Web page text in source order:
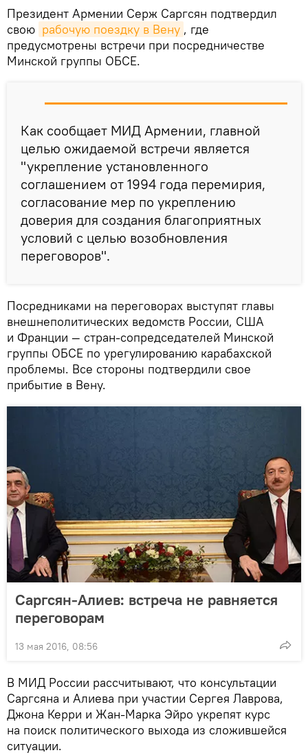
Президент Армении Серж Саргсян подтвердил
свою рабочую поездку в Вену , где
предусмотрены встречи при посредничестве
Минской группы ОБСЕ.
Как сообщает МИД Армении, главной
целью ожидаемой встречи является
"укрепление установленного
соглашением от 1994 года перемирия,
согласование мер по укреплению
доверия для создания благоприятных
условий с целью возобновления
переговоров".
Посредниками на переговорах выступят главы
внешнеполитических ведомств России, США
и Франции — стран-сопредседателей Минской
группы ОБСЕ по урегулированию карабахской
проблемы. Все стороны подтвердили свое
прибытие в Вену.
Саргсян-Алиев: встреча не равняется
переговорам
13 мая 2016, 08:56
В МИД России рассчитывают, что консультации
Саргсяна и Алиева при участии Сергея Лаврова,
Джона Керри и Жан-Марка Эйро укрепят курс
на поиск политического выхода из сложившейся
ситуации.